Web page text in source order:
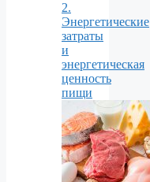
2.
Энергетические
затраты
и
энергетическая
ценность
пищи